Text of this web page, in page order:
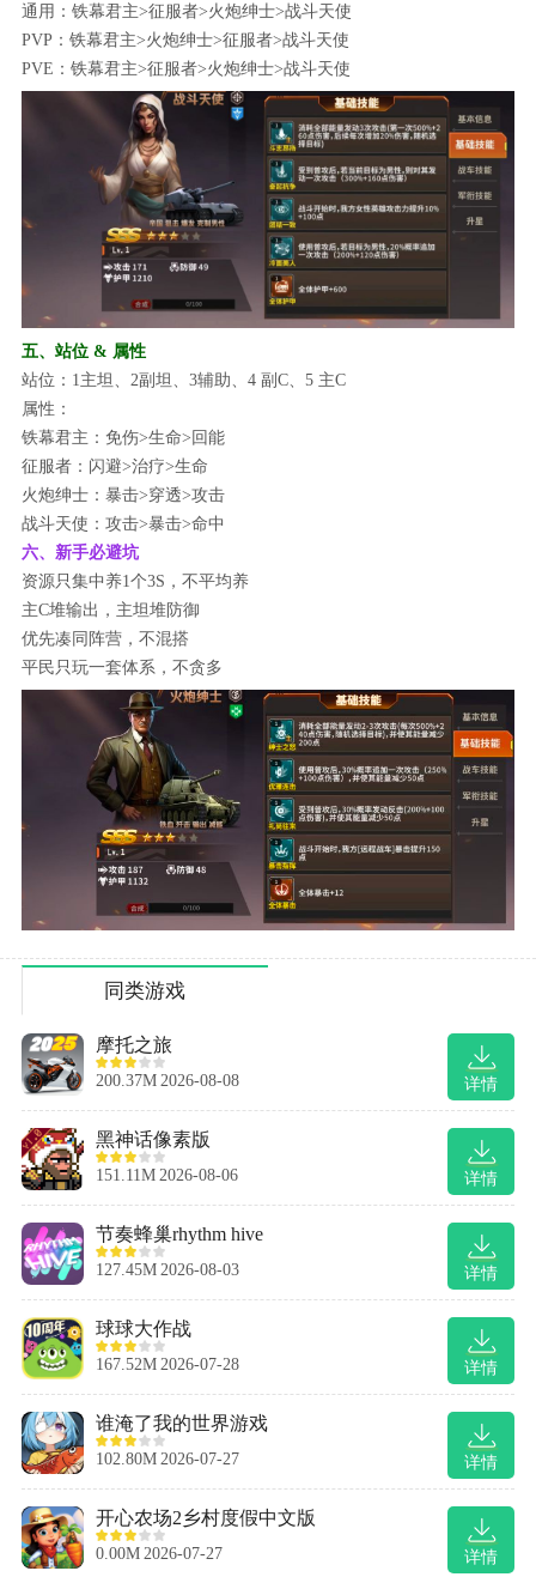
通用：铁幕君主>征服者>火炮绅士>战斗天使
PVP：铁幕君主>火炮绅士>征服者>战斗天使
PVE：铁幕君主>征服者>火炮绅士>战斗天使
五、站位 & 属性
站位：1主坦、2副坦、3辅助、4 副C、5 主C
属性：
铁幕君主：免伤>生命>回能
征服者：闪避>治疗>生命
火炮绅士：暴击>穿透>攻击
战斗天使：攻击>暴击>命中
六、新手必避坑
资源只集中养1个3S，不平均养
主C堆输出，主坦堆防御
优先凑同阵营，不混搭
平民只玩一套体系，不贪多
同类游戏
详情
摩托之旅
200.37M 2026-08-08
详情
黑神话像素版
151.11M 2026-08-06
详情
节奏蜂巢rhythm hive
127.45M 2026-08-03
详情
球球大作战
167.52M 2026-07-28
详情
谁淹了我的世界游戏
102.80M 2026-07-27
详情
开心农场2乡村度假中文版
0.00M 2026-07-27